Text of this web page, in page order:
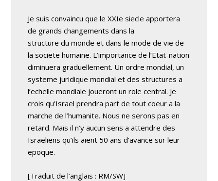
Je suis convaincu que le XXIe siecle apportera
de grands changements dans la
structure du monde et dans le mode de vie de
la societe humaine. L’importance de l’Etat-nation
diminuera graduellement. Un ordre mondial, un
systeme juridique mondial et des structures a
l’echelle mondiale joueront un role central. Je
crois qu’Israel prendra part de tout coeur a la
marche de l’humanite. Nous ne serons pas en
retard. Mais il n’y aucun sens a attendre des
Israeliens qu’ils aient 50 ans d’avance sur leur
epoque.
[Traduit de l’anglais : RM/SW]